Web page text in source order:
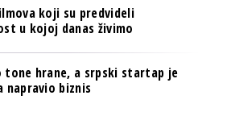
koji su predvideli
u kojoj danas živimo
tone hrane, a srpski startap je
napravio biznis